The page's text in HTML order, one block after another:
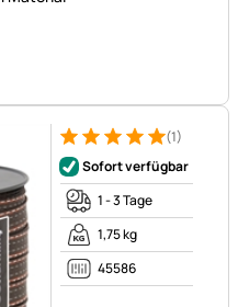
Bewertung: 5 von 5 (1
1 Bewertung
(1)
Sofort verfügbar
1 - 3 Tage
1,75 kg
45586